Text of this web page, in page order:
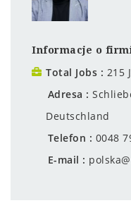
Informacje o
Total Jobs
215
Adresa
Deutschland
Telefon
0048
E-mail